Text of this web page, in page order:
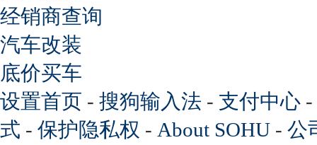
经销商查询
汽车改装
底价买车
设置首页 - 搜狗输入法 - 支付中心 -
式 - 保护隐私权 - About SOHU - 公